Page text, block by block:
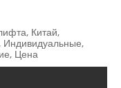
Китай,
Индивидуальные,
Цена